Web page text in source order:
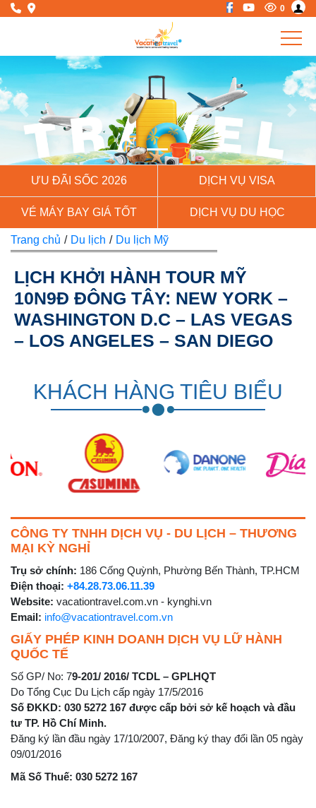
0
Previous Next
ƯU ĐÃI SỐC 2026 DỊCH VỤ VISA
VÉ MÁY BAY GIÁ TỐT DỊCH VỤ DU HỌC
Trang chủ / Du lịch / Du lịch Mỹ
LỊCH KHỞI HÀNH TOUR MỸ
10N9Đ ĐÔNG TÂY: NEW YORK –
WASHINGTON D.C – LAS VEGAS
– LOS ANGELES – SAN DIEGO
KHÁCH HÀNG TIÊU BIỂU
CÔNG TY TNHH DỊCH VỤ - DU LỊCH – THƯƠNG
MẠI KỲ NGHỈ
Trụ sở chính: 186 Cống Quỳnh, Phường Bến Thành, TP.HCM
Điện thoại: +84.28.73.06.11.39
Website: vacationtravel.com.vn - kynghi.vn
Email: info@vacationtravel.com.vn
GIẤY PHÉP KINH DOANH DỊCH VỤ LỮ HÀNH
QUỐC TẾ
Số GP/ No: 79-201/ 2016/ TCDL – GPLHQT
Do Tổng Cục Du Lịch cấp ngày 17/5/2016
Số ĐKKD: 030 5272 167 được cấp bởi sở kế hoạch và đầu
tư TP. Hồ Chí Minh.
Đăng ký lần đầu ngày 17/10/2007, Đăng ký thay đổi lần 05 ngày
09/01/2016
Mã Số Thuế: 030 5272 167